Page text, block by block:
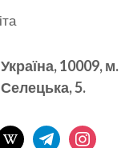
Україна, 10009, м.
Селецька, 5.
telegraminstagram